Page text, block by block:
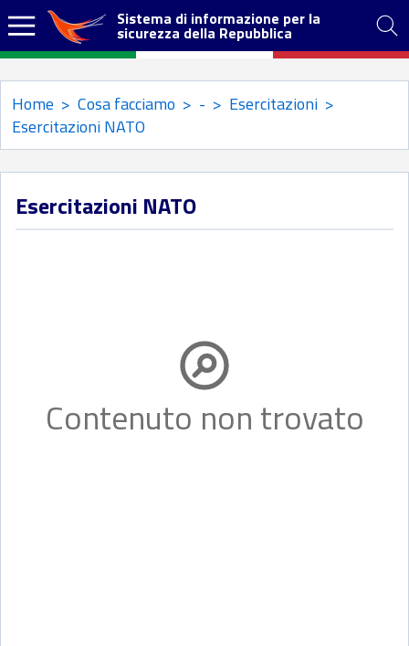
Sistema di informazione per la
sicurezza della Repubblica
Home > Cosa facciamo > - > Esercitazioni >
Esercitazioni NATO
Esercitazioni NATO
Contenuto non trovato